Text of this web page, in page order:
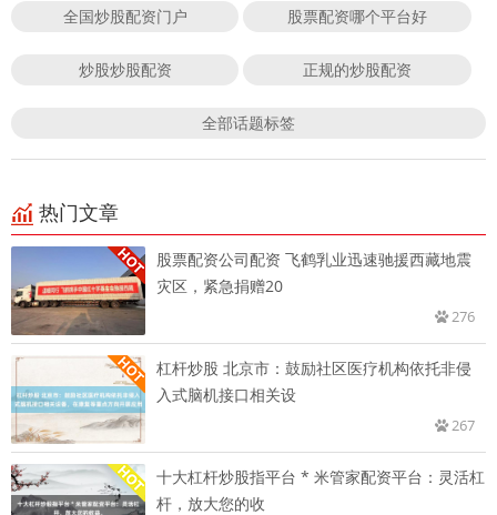
全国炒股配资门户 股票配资哪个平台好
炒股炒股配资 正规的炒股配资
全部话题标签
热门文章
股票配资公司配资 飞鹤乳业迅速驰援西藏地震
灾区，紧急捐赠20
276
杠杆炒股 北京市：鼓励社区医疗机构依托非侵
入式脑机接口相关设
267
十大杠杆炒股指平台 * 米管家配资平台：灵活杠
杆，放大您的收